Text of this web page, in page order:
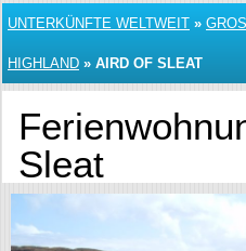
UNTERKÜNFTE WELTWEIT »
HIGHLAND » AIRD OF SLEAT
Sleat